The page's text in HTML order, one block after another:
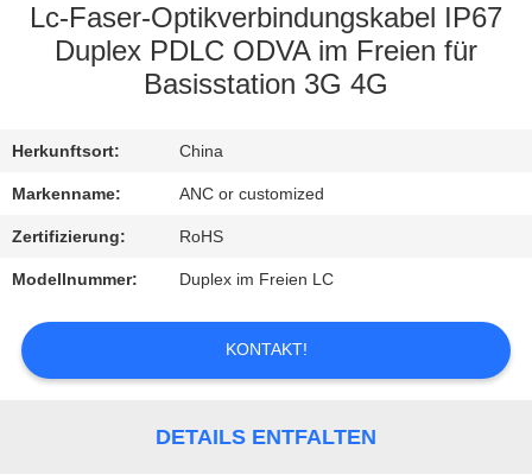
QUALITÄTSKONTROLLE
SIE
MIT
UNS
IN
VERBINDUNG
NACHRICHTEN
Lc-Faser-Optikverbindungskabel IP67
Duplex PDLC ODVA im Freien für
Basisstation 3G 4G
Herkunftsort: China
Markenname: ANC or customized
Zertifizierung: RoHS
Modellnummer: Duplex im Freien LC
KONTAKT!
DETAILS ENTFALTEN